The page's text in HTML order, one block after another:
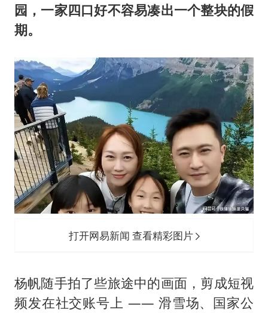
园，一家四口好不容易凑出一个整块的假
期。
打开网易新闻 查看精彩图片
杨帆随手拍了些旅途中的画面，剪成短视
频发在社交账号上 —— 滑雪场、国家公